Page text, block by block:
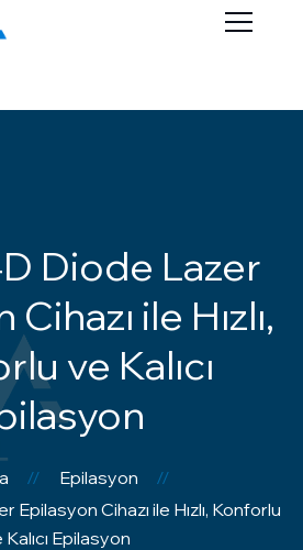
Diode Lazer
ile Hızlı,
ve Kalıcı
Epilasyon
Cihazı ile Hızlı, Konforlu
Kalıcı Epilasyon